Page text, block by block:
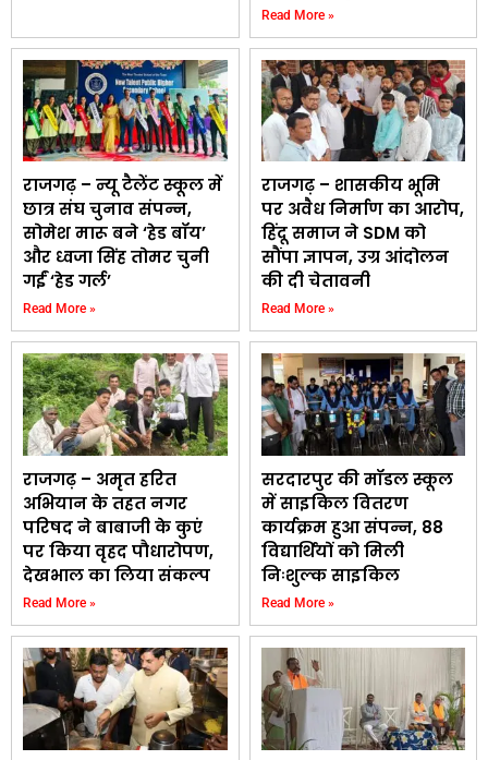
Read More »
राजगढ़ – न्यू टैलेंट स्कूल में
छात्र संघ चुनाव संपन्न,
सोमेश मारू बने ‘हेड बॉय’
और ध्वजा सिंह तोमर चुनी
गईं ‘हेड गर्ल’
Read More »
राजगढ़ – शासकीय भूमि
पर अवैध निर्माण का आरोप,
हिंदू समाज ने SDM को
सौंपा ज्ञापन, उग्र आंदोलन
की दी चेतावनी
Read More »
राजगढ़ – अमृत हरित
अभियान के तहत नगर
परिषद ने बाबाजी के कुएं
पर किया वृहद पौधारोपण,
देखभाल का लिया संकल्प
Read More »
सरदारपुर की मॉडल स्कूल
में साइकिल वितरण
कार्यक्रम हुआ संपन्न, 88
विद्यार्थियों को मिली
निःशुल्क साइकिल
Read More »